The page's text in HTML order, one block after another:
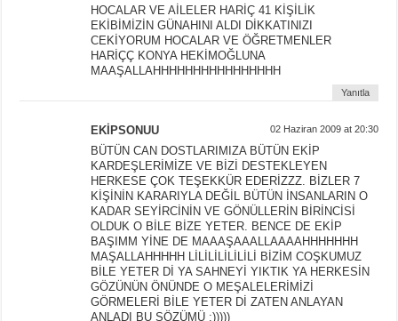
HOCALAR VE AİLELER HARİÇ 41 KİŞİLİK
EKİBİMİZİN GÜNAHINI ALDI DİKKATINIZI
CEKİYORUM HOCALAR VE ÖĞRETMENLER
HARİÇÇ KONYA HEKİMOĞLUNA
MAAŞALLAHHHHHHHHHHHHHHHH
Yanıtla
EKİPSONUU 02 Haziran 2009 at 20:30
BÜTÜN CAN DOSTLARIMIZA BÜTÜN EKİP
KARDEŞLERİMİZE VE BİZİ DESTEKLEYEN
HERKESE ÇOK TEŞEKKÜR EDERİZZZ. BİZLER 7
KİŞİNİN KARARIYLA DEĞİL BÜTÜN İNSANLARIN O
KADAR SEYİRCİNİN VE GÖNÜLLERİN BİRİNCİSİ
OLDUK O BİLE BİZE YETER. BENCE DE EKİP
BAŞIMM YİNE DE MAAAŞAAALLAAAAHHHHHHH
MAŞALLAHHHHH LİLİLİLİLİLİLİ BİZİM COŞKUMUZ
BİLE YETER Dİ YA SAHNEYİ YIKTIK YA HERKESİN
GÖZÜNÜN ÖNÜNDE O MEŞALELERİMİZİ
GÖRMELERİ BİLE YETER Dİ ZATEN ANLAYAN
ANLADI BU SÖZÜMÜ :)))))